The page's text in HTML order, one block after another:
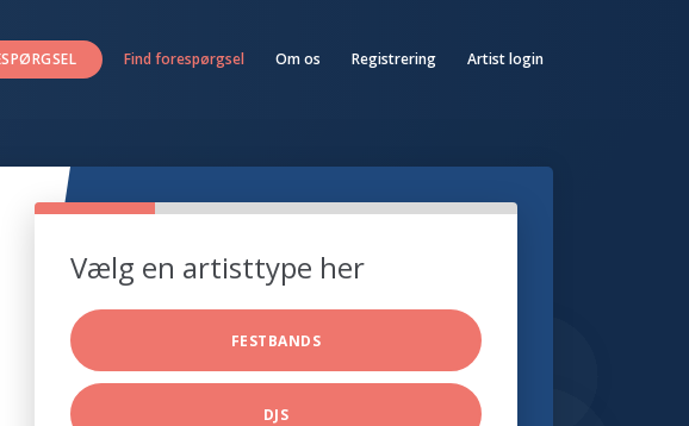
Find forespørgsel Om os Registrering Artist login
Vælg en artisttype her
FESTBANDS
DJS